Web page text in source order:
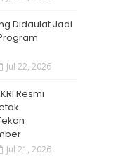
Didaulat Jadi
Jul 22, 2026
Resmi
Jul 21, 2026